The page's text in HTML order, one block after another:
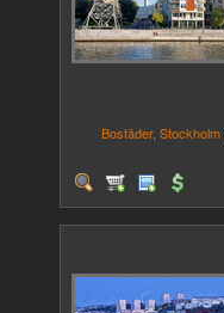
Bostäder, Stockholm